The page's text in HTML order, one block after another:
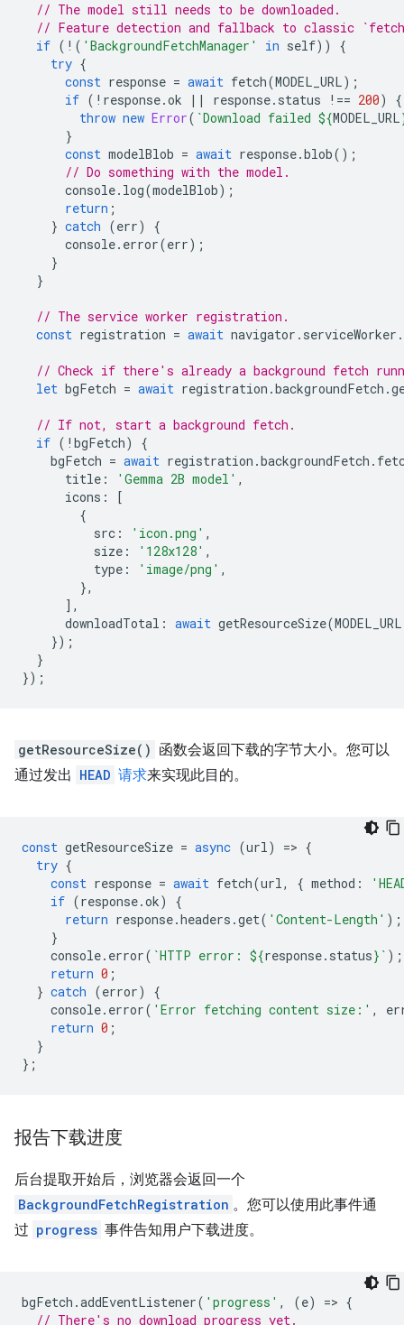
// The model still needs to be downloaded.
// Feature detection and fallback to classic
if ( ! ( 'BackgroundFetchManager' in self))
{
try {
const response = await fetch(MODEL_URL);
if ( ! response.ok || response. status !== 200)
{
throw new Error( `Download failed ${MODEL_URL
}
const modelBlob = await response.blob();
// Do something with the model.
console. log(modelBlob);
return ;
} catch (err)
{
console. error(err);
}
}
// The service worker registration.
const registration = await navigator . serviceWorker .
// Check if there's already a background fetch
let bgFetch = await registration .backgroundFetch .
// If not, start a background fetch.
if ( ! bgFetch)
{
bgFetch = await registration .backgroundFetch .
title : 'Gemma 2B model' ,
icons :
[
{
src : 'icon.png' ,
size : '128x128' ,
type : 'image/png' ,
},
],
downloadTotal : await getResourceSize(MODEL_URL
});
}
});
getResourceSize() 函数会返回下载的字节大小。您可以
通过发出 HEAD 请求来实现此目的。
const getResourceSize = async (url) => {
try {
const response = await fetch(url, { method :
if (response.ok)
{
return response.headers .get( 'Content-Length' );
}
console. error( `HTTP error: ${response. status} ` );
return 0 ;
} catch (error)
{
console. error( 'Error fetching content size:' ,
return 0 ;
}
};
报告下载进度
后台提取开始后，浏览器会返回一个
BackgroundFetchRegistration 。您可以使用此事件通
过 progress 事件告知用户下载进度。
bgFetch .addEventListener( 'progress' , (e) => {
// There's no download progress yet.